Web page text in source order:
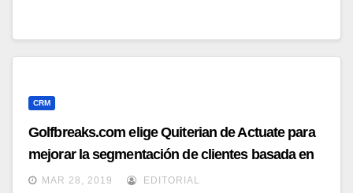
CRM
Golfbreaks.com elige Quiterian de Actuate para
mejorar la segmentación de clientes basada en
patrones de comportamiento
MAR 28, 2019 EDITORIAL